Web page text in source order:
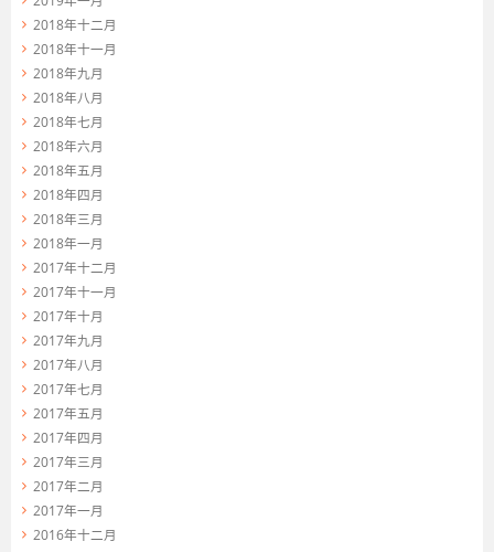
2018年十二月
2018年十一月
2018年九月
2018年八月
2018年七月
2018年六月
2018年五月
2018年四月
2018年三月
2018年一月
2017年十二月
2017年十一月
2017年十月
2017年九月
2017年八月
2017年七月
2017年五月
2017年四月
2017年三月
2017年二月
2017年一月
2016年十二月